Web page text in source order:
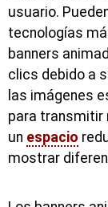
usuario.
tecnologías
banners
clics debido a
las imágenes
para transmitir
un espacio
mostrar